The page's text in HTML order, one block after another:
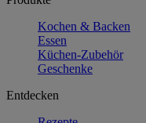
Kochen & Backen
Essen
Küchen-Zubehör
Geschenke
Entdecken